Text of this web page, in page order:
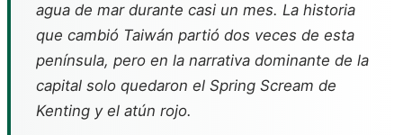
agua de mar durante casi un mes. La historia
que cambió Taiwán partió dos veces de esta
península, pero en la narrativa dominante de la
capital solo quedaron el Spring Scream de
Kenting y el atún rojo.